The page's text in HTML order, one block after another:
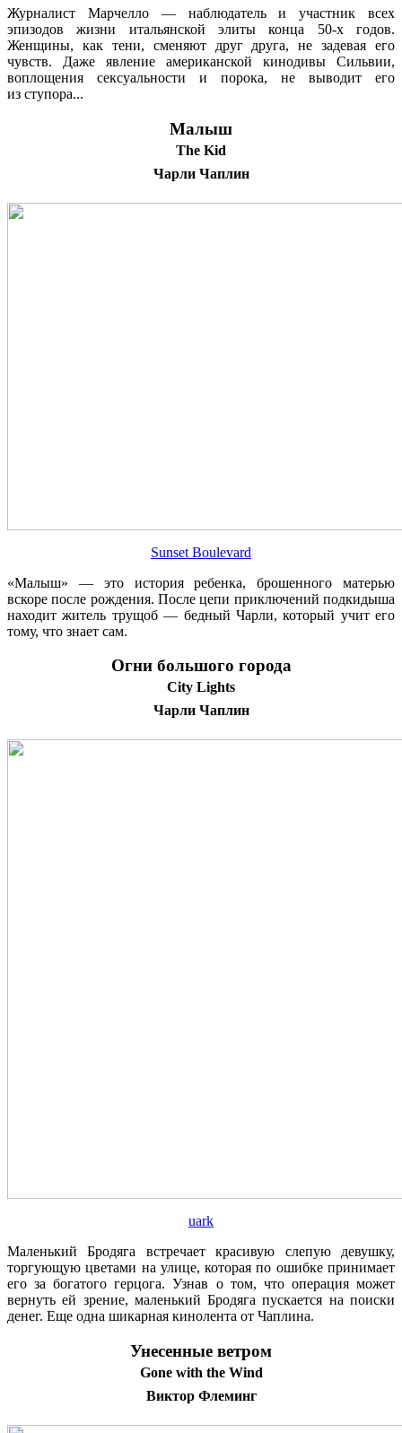
Журналист Марчелло — наблюдатель и участник всех
эпизодов жизни итальянской элиты конца 50-х годов.
Женщины, как тени, сменяют друг друга, не задевая его
чувств. Даже явление американской кинодивы Сильвии,
воплощения сексуальности и порока, не выводит его
из ступора...
Малыш
The Kid
Чарли Чаплин
Sunset Boulevard
«Малыш» — это история ребенка, брошенного матерью
вскоре после рождения. После цепи приключений подкидыша
находит житель трущоб — бедный Чарли, который учит его
тому, что знает сам.
Огни большого города
City Lights
Чарли Чаплин
uark
Маленький Бродяга встречает красивую слепую девушку,
торгующую цветами на улице, которая по ошибке принимает
его за богатого герцога. Узнав о том, что операция может
вернуть ей зрение, маленький Бродяга пускается на поиски
денег. Еще одна шикарная кинолента от Чаплина.
Унесенные ветром
Gone with the Wind
Виктор Флеминг